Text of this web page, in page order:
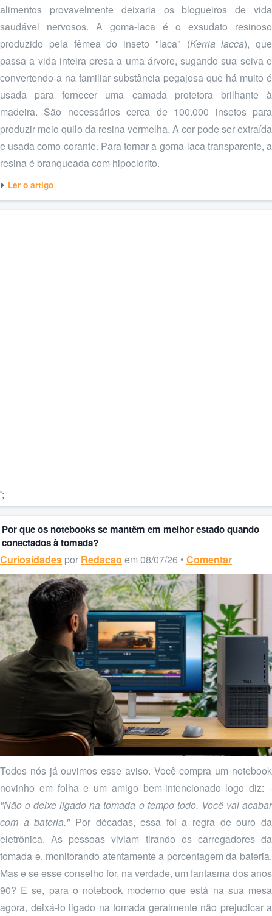
alimentos provavelmente deixaria os blogueiros de vida
saudável nervosos. A goma-laca é o exsudato resinoso
produzido pela fêmea do inseto "laca" (Kerria lacca), que
passa a vida inteira presa a uma árvore, sugando sua seiva e
convertendo-a na familiar substância pegajosa que há muito é
usada para fornecer uma camada protetora brilhante à
madeira. São necessários cerca de 100.000 insetos para
produzir meio quilo da resina vermelha. A cor pode ser extraída
e usada como corante. Para tornar a goma-laca transparente, a
resina é branqueada com hipoclorito.
Ler o artigo
';
Por que os notebooks se mantêm em melhor estado quando
conectados à tomada?
Curiosidades por Redacao em 08/07/26 • Comentar
Todos nós já ouvimos esse aviso. Você compra um notebook
novinho em folha e um amigo bem-intencionado logo diz: -
"Não o deixe ligado na tomada o tempo todo. Você vai acabar
com a bateria."Por décadas, essa foi a regra de ouro da
eletrônica. As pessoas viviam tirando os carregadores da
tomada e, monitorando atentamente a porcentagem da bateria.
Mas e se esse conselho for, na verdade, um fantasma dos anos
90? E se, para o notebook moderno que está na sua mesa
agora, deixá-lo ligado na tomada geralmente não prejudicar a